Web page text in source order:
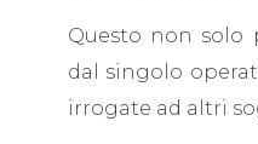
Questo non solo
dal singolo
irrogate ad altri